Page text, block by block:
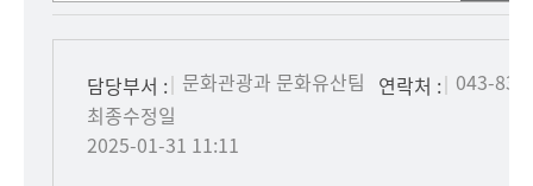
의견을
담당부서 : 문화관광과 문화유산팀 연락처 : 043-
최종수정일
2025-01-31 11:11